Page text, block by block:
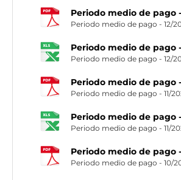
Periodo medio de pago -
Periodo medio de pago - 12/
Periodo medio de pago -
Periodo medio de pago - 12/
Periodo medio de pago -
Periodo medio de pago - 11/
Periodo medio de pago -
Periodo medio de pago - 11/
Periodo medio de pago -
Periodo medio de pago - 10/